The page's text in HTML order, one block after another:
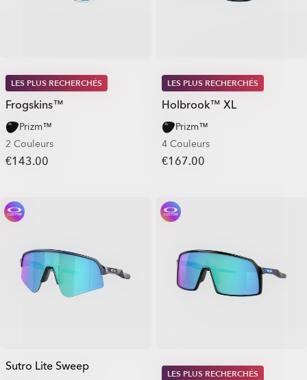
LES PLUS RECHERCHÉS
Frogskins™
Prizm™
2 Couleurs
€143.00
LES PLUS RECHERCHÉS
Holbrook™ XL
Prizm™
4 Couleurs
€167.00
Sutro Lite Sweep LES PLUS RECHERCHÉS